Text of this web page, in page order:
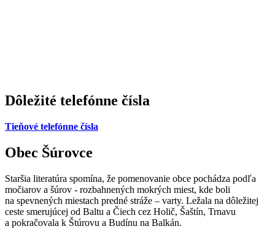
Dôležité telefónne čísla
Tieňové telefónne čísla
Obec Šúrovce
Staršia literatúra spomína, že pomenovanie obce pochádza podľa
močiarov a šúrov - rozbahnených mokrých miest, kde boli
na spevnených miestach predné stráže – varty. Ležala na dôležitej
ceste smerujúcej od Baltu a Čiech cez Holič, Šaštín, Trnavu
a pokračovala k Štúrovu a Budínu na Balkán.